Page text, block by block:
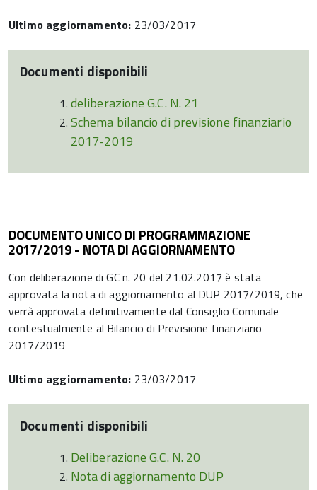
Ultimo aggiornamento: 23/03/2017
Documenti disponibili
deliberazione G.C. N. 21
Schema bilancio di previsione finanziario
2017-2019
DOCUMENTO UNICO DI PROGRAMMAZIONE
2017/2019 - NOTA DI AGGIORNAMENTO
Con deliberazione di GC n. 20 del 21.02.2017 è stata
approvata la nota di aggiornamento al DUP 2017/2019, che
verrà approvata definitivamente dal Consiglio Comunale
contestualmente al Bilancio di Previsione finanziario
2017/2019
Ultimo aggiornamento: 23/03/2017
Documenti disponibili
Deliberazione G.C. N. 20
Nota di aggiornamento DUP